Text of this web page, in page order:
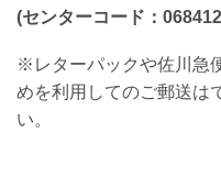
(センターコード：
※レターパックや佐川急
めを利用してのご郵送は
い。